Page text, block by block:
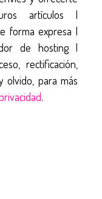
artículos |
forma expresa |
de hosting |
rectificación,
olvido, para más
.